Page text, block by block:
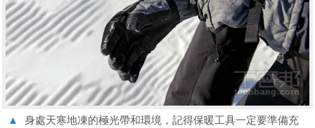
▲
身處天寒地凍的極光帶和環境，記得保暖工具一定要準備充